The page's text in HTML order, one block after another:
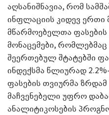
აღსანიშნავია, რომ
ინფლაციის კიდევ ერთი
მწარმოებელთა ფასების
მონაცემები,
შეერთებულ შტატებში
ინდექსმა წლიურად
ფასების თვიურმა ზრდამ
მაჩვენებელი უფრო
ანალიტიკოსების